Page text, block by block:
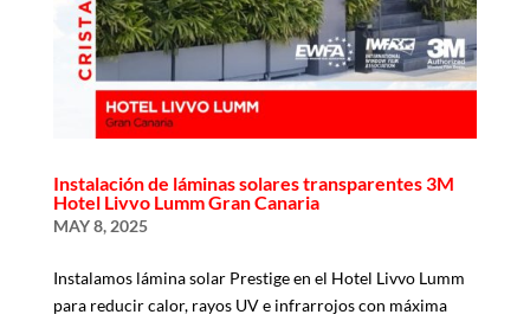
Instalación de láminas solares transparentes 3M
Hotel Livvo Lumm Gran Canaria
MAY 8, 2025
Instalamos lámina solar Prestige en el Hotel Livvo Lumm
para reducir calor, rayos UV e infrarrojos con máxima